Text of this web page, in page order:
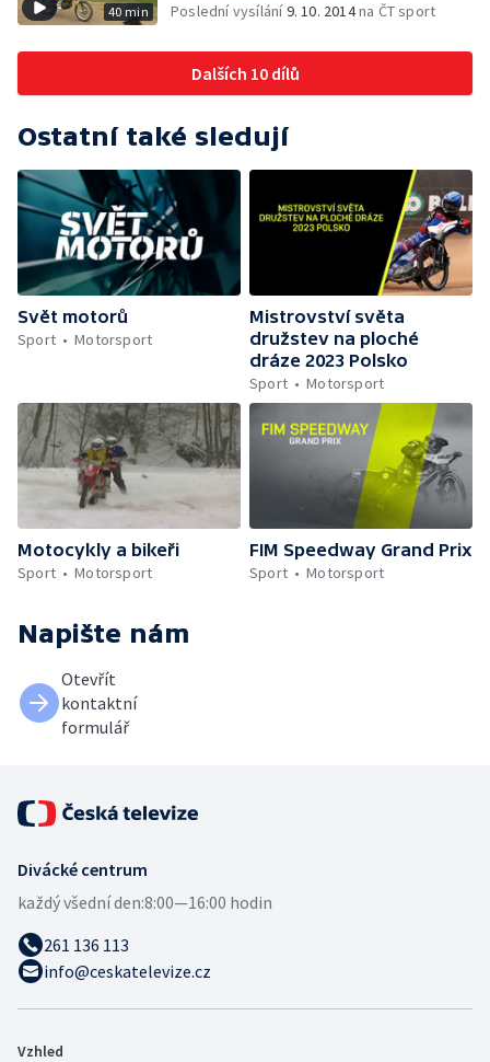
40 min Poslední vysílání9. 10. 2014na ČT sport
Dalších 10 dílů
Ostatní také sledují
Svět motorů
Sport
Motorsport
Mistrovství světa
družstev na ploché
dráze 2023 Polsko
Sport
Motorsport
Motocykly a bikeři
Sport
Motorsport
FIM Speedway Grand Prix
Sport
Motorsport
Napište nám
Otevřít
kontaktní
formulář
Divácké centrum
každý všední den:8:00—16:00 hodin
261 136 113
info@ceskatelevize.cz
Vzhled